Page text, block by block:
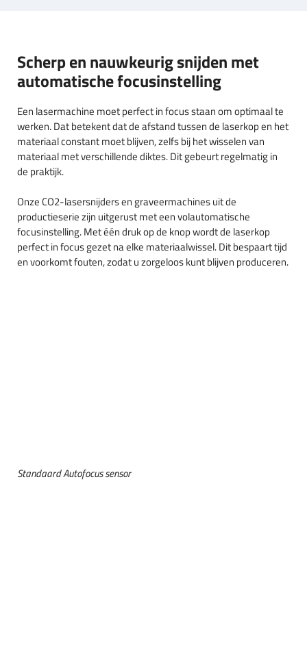
Scherp en nauwkeurig snijden met
automatische focusinstelling
Een lasermachine moet perfect in focus staan om optimaal te
werken. Dat betekent dat de afstand tussen de laserkop en het
materiaal constant moet blijven, zelfs bij het wisselen van
materiaal met verschillende diktes. Dit gebeurt regelmatig in
de praktijk.
Onze CO2-lasersnijders en graveermachines uit de
productieserie zijn uitgerust met een volautomatische
focusinstelling. Met één druk op de knop wordt de laserkop
perfect in focus gezet na elke materiaalwissel. Dit bespaart tijd
en voorkomt fouten, zodat u zorgeloos kunt blijven produceren.
Standaard Autofocus sensor